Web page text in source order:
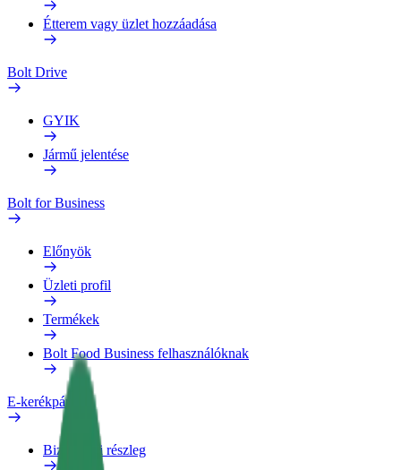
Étterem vagy üzlet hozzáadása
Bolt Drive
GYIK
Jármű jelentése
Bolt for Business
Előnyök
Üzleti profil
Termékek
Bolt Food Business felhasználóknak
E-kerékpárok
Biztonsági részleg